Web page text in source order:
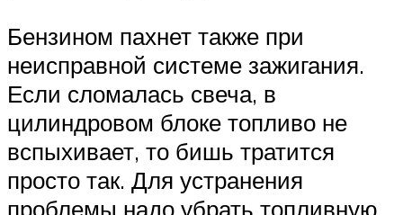
Бензином пахнет также при
неисправной системе зажигания.
Если сломалась свеча, в
цилиндровом блоке топливо не
вспыхивает, то бишь тратится
просто так. Для устранения
проблемы надо убрать топливную